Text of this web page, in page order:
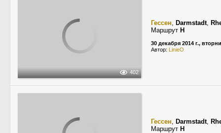
402
Гессен, Darmstadt,
Маршрут H
30 декабря 2014 г.,
Автор: LinieO
Гессен, Darmstadt,
Маршрут H